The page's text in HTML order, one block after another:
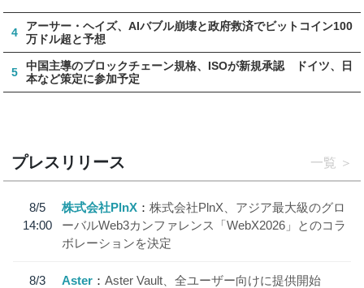
4
アーサー・ヘイズ、AIバブル崩壊と政府救済でビットコイン100
万ドル超と予想
5
中国主導のブロックチェーン規格、ISOが新規承認 ドイツ、日
本など策定に参加予定
プレスリリース 一覧
8/5
14:00
株式会社PlnX
株式会社PlnX、アジア最大級のグロ
ーバルWeb3カンファレンス「WebX2026」とのコラ
ボレーションを決定
8/3
Aster Aster Vault、全ユーザー向けに提供開始